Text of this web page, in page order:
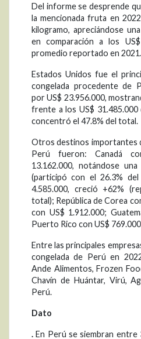
Del informe se desprende
la mencionada fruta en
kilogramo, apreciándose
en comparación a los
promedio reportado en 2021.
Estados Unidos fue el
congelada procedente de
por US$ 23.956.000,
frente a los US$ 31.485.000
concentró el 47.8% del total.
Otros destinos importantes
Perú fueron: Canadá
13.162.000, notándose
(participó con el 26.3%
4.585.000, creció +62%
total); República de Corea
con US$ 1.912.000;
Puerto Rico con US$
Entre las principales
congelada de Perú en
Ande Alimentos, Frozen
Chavín de Huántar, Virú,
Perú.
Dato
. En Perú se siembran entre